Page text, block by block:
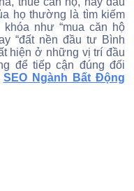
họ thường là tìm kiếm
như “mua căn hộ
“đất nền đầu tư Bình
hiện ở những vị trí đầu
để tiếp cận đúng đối
SEO Ngành Bất Động